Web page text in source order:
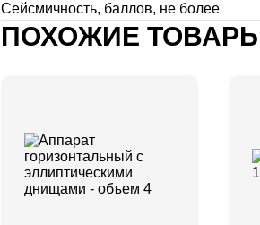
Сейсмичность, баллов, не более
ПОХОЖИЕ